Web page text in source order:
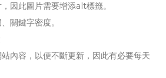
因此圖片需要增添alt標籤。
關鍵字密度。
內容，以便不斷更新，因此有必要每天